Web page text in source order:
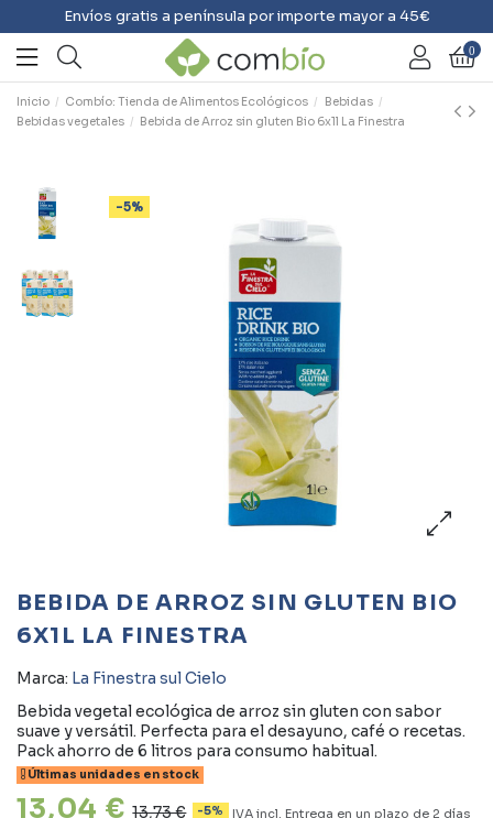
Envíos gratis a península por importe mayor a 45€
0
Inicio Combío: Tienda de Alimentos Ecológicos
Bebidas
Bebidas vegetales
Bebida de Arroz sin gluten Bio 6x1l La Finestra
-5%
BEBIDA DE ARROZ SIN GLUTEN BIO
6X1L LA FINESTRA
Marca: La Finestra sul Cielo
Bebida vegetal ecológica de arroz sin gluten con sabor
suave y versátil. Perfecta para el desayuno, café o recetas.
Pack ahorro de 6 litros para consumo habitual.
Últimas unidades en stock
13,04 € 13,73 € -5% IVA incl. Entrega en un plazo de 2 días